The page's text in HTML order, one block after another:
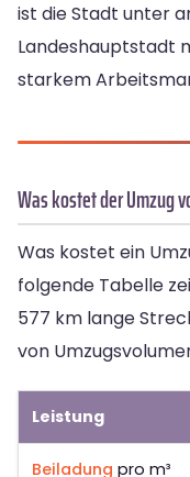
ist die Stadt unter
Landeshauptstadt
starkem
Was kostet der Umzug
Was kostet ein
folgende Tabelle
577 km lange
von
Leistung
Beiladung pro m³